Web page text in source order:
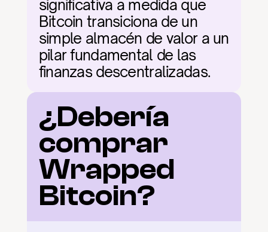
significativa a medida que
Bitcoin transiciona de un
simple almacén de valor a un
pilar fundamental de las
finanzas descentralizadas.
¿Debería
comprar
Wrapped
Bitcoin?